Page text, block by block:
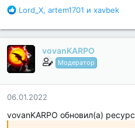
Б
а
г
о
д
а
р
н
с
Lord_X, artem1701 и xavbek
vovanKARPO
Модератор
06.01.2022
vovanKARPO обновил(а) ресурс